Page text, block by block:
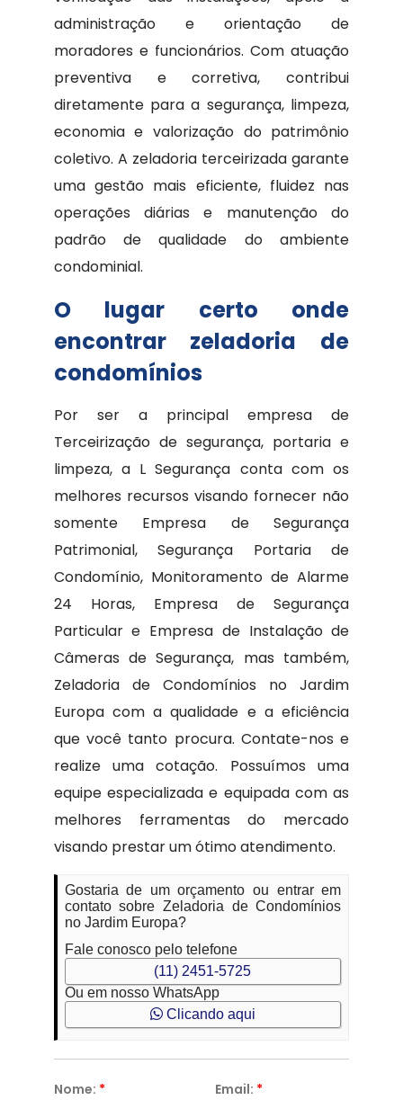
administração e orientação de
moradores e funcionários. Com atuação
preventiva e corretiva, contribui
diretamente para a segurança, limpeza,
economia e valorização do patrimônio
coletivo. A zeladoria terceirizada garante
uma gestão mais eficiente, fluidez nas
operações diárias e manutenção do
padrão de qualidade do ambiente
condominial.
O lugar certo onde
encontrar zeladoria de
condomínios
Por ser a principal empresa de
Terceirização de segurança, portaria e
limpeza, a L Segurança conta com os
melhores recursos visando fornecer não
somente Empresa de Segurança
Patrimonial, Segurança Portaria de
Condomínio, Monitoramento de Alarme
24 Horas, Empresa de Segurança
Particular e Empresa de Instalação de
Câmeras de Segurança, mas também,
Zeladoria de Condomínios no Jardim
Europa com a qualidade e a eficiência
que você tanto procura. Contate-nos e
realize uma cotação. Possuímos uma
equipe especializada e equipada com as
melhores ferramentas do mercado
visando prestar um ótimo atendimento.
Gostaria de um orçamento ou entrar em
contato sobre Zeladoria de Condomínios
no Jardim Europa?
Fale conosco pelo telefone
(11) 2451-5725
Ou em nosso WhatsApp
Clicando aqui
Nome: * Email: *